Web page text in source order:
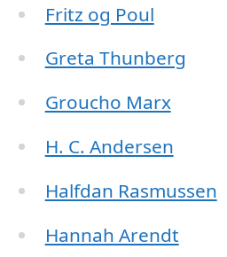
Fritz og Poul
Greta Thunberg
Groucho Marx
H. C. Andersen
Halfdan Rasmussen
Hannah Arendt